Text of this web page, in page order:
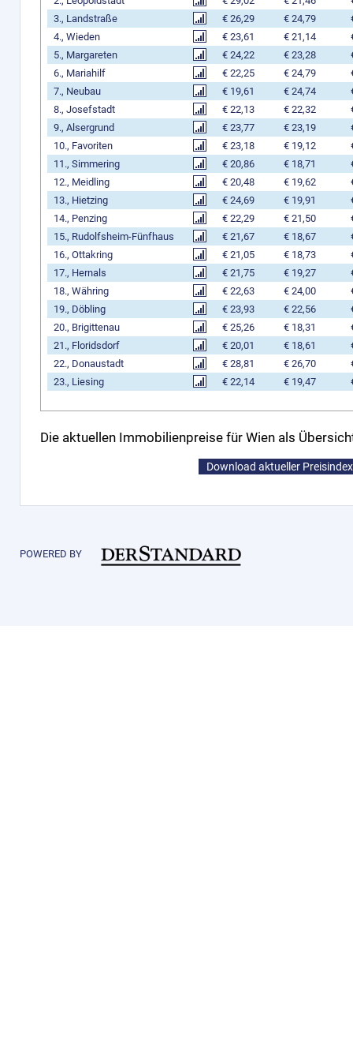
3., Landstraße
€ 26,29 € 24,79
4., Wieden
€ 23,61 € 21,14
5., Margareten
€ 24,22 € 23,28
6., Mariahilf
€ 22,25 € 24,79
7., Neubau
€ 19,61 € 24,74
8., Josefstadt
€ 22,13 € 22,32
9., Alsergrund
€ 23,77 € 23,19
10., Favoriten
€ 23,18 € 19,12
11., Simmering
€ 20,86 € 18,71
12., Meidling
€ 20,48 € 19,62
13., Hietzing
€ 24,69 € 19,91
14., Penzing
€ 22,29 € 21,50
15., Rudolfsheim-Fünfhaus
€ 21,67 € 18,67
16., Ottakring
€ 21,05 € 18,73
17., Hernals
€ 21,75 € 19,27
18., Währing
€ 22,63 € 24,00
19., Döbling
€ 23,93 € 22,56
20., Brigittenau
€ 25,26 € 18,31
21., Floridsdorf
€ 20,01 € 18,61
22., Donaustadt
€ 28,81 € 26,70
23., Liesing
€ 22,14 € 19,47
Die aktuellen Immobilienpreise für Wien als
Download aktueller
POWERED BY